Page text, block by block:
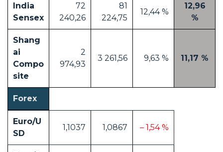
India
Sensex
72
240,26
81
224,75
12,44 %
12,96
%
Shang
ai
Compo
site
2
974,93
3 261,56 9,63 % 11,17 %
Forex
Euro/U
SD
1,1037 1,0867 – 1,54 %